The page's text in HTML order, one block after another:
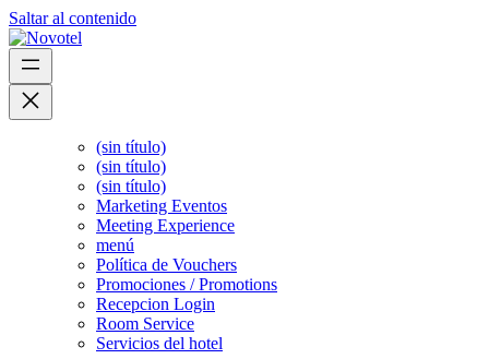
Saltar al contenido
(sin título)
(sin título)
(sin título)
Marketing Eventos
Meeting Experience
menú
Política de Vouchers
Promociones / Promotions
Recepcion Login
Room Service
Servicios del hotel